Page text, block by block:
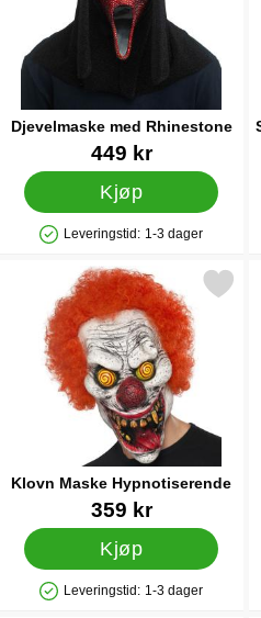
Djevelmaske med Rhinestone
Varenummer 89147
449 kr
Kjøp
Produkttilgjengelighet: På lager
Leveringstid: 1-3 dager
Klovn Maske Hypnotiserende
Varenummer 13474
359 kr
Kjøp
Produkttilgjengelighet: På lager
Leveringstid: 1-3 dager
Merk klovn Maske